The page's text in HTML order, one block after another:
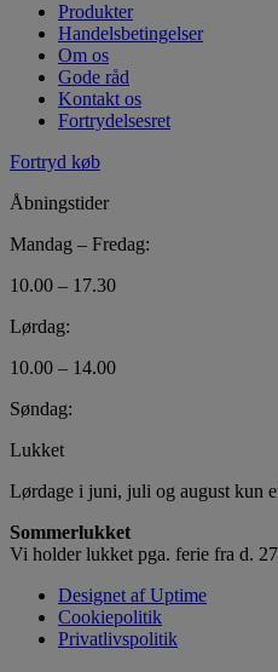
Produkter
Handelsbetingelser
Om os
Gode råd
Kontakt os
Fortrydelsesret
Fortryd køb
Åbningstider
Mandag – Fredag:
10.00 – 17.30
Lørdag:
10.00 – 14.00
Søndag:
Lukket
Lørdage i juni, juli og august kun
Sommerlukket
Vi holder lukket pga. ferie fra d.
Designet af Uptime
Cookiepolitik
Privatlivspolitik